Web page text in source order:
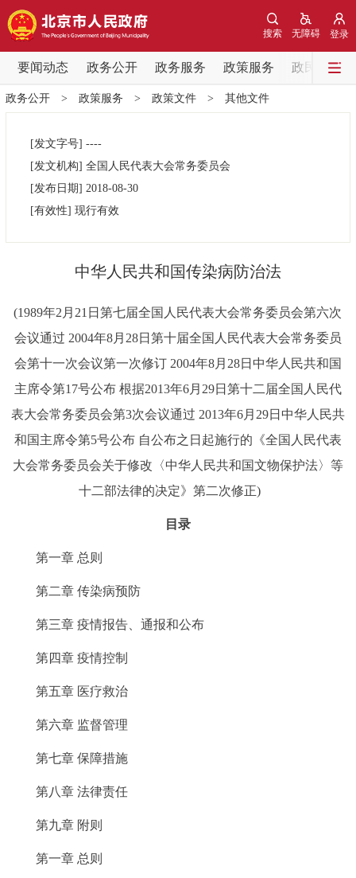
登录
无障碍
搜索
要闻动态 政务公开 政务服务 政策服务 政民互动
要闻动态
党中央精神 国务院信息 中央部委动态
北京要闻
政务公开
市领导 机构职能 政策服务
政策兑现 政策解读 回应关切
政务服务
个人服务 法人服务 部门服务
中介服务
政民互动
12345网上接诉即办 我要咨询
走进北京
北京概况
政务公开> 政策服务 > 政策文件> 其他文件
[发文字号] ----
[发文机构] 全国人民代表大会常务委员会
[发布日期] 2018-08-30
[有效性] 现行有效
中华人民共和国传染病防治法
(1989年2月21日第七届全国人民代表大会常务委员会第六次
会议通过 2004年8月28日第十届全国人民代表大会常务委员
会第十一次会议第一次修订 2004年8月28日中华人民共和国
主席令第17号公布 根据2013年6月29日第十二届全国人民代
表大会常务委员会第3次会议通过 2013年6月29日中华人民共
和国主席令第5号公布 自公布之日起施行的《全国人民代表
大会常务委员会关于修改〈中华人民共和国文物保护法〉等
十二部法律的决定》第二次修正)
目录
第一章 总则
第二章 传染病预防
第三章 疫情报告、通报和公布
第四章 疫情控制
第五章 医疗救治
第六章 监督管理
第七章 保障措施
第八章 法律责任
第九章 附则
第一章 总则